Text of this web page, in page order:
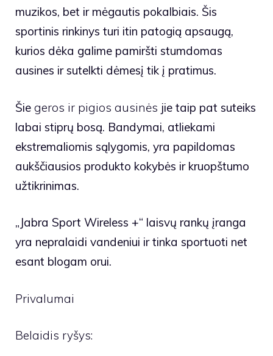
muzikos, bet ir mėgautis pokalbiais. Šis
sportinis rinkinys turi itin patogią apsaugą,
kurios dėka galime pamiršti stumdomas
ausines ir sutelkti dėmesį tik į pratimus.
Šie geros ir pigios ausinės jie taip pat suteiks
labai stiprų bosą. Bandymai, atliekami
ekstremaliomis sąlygomis, yra papildomas
aukščiausios produkto kokybės ir kruopštumo
užtikrinimas.
„Jabra Sport Wireless +“ laisvų rankų įranga
yra nepralaidi vandeniui ir tinka sportuoti net
esant blogam orui.
Privalumai
Belaidis ryšys: